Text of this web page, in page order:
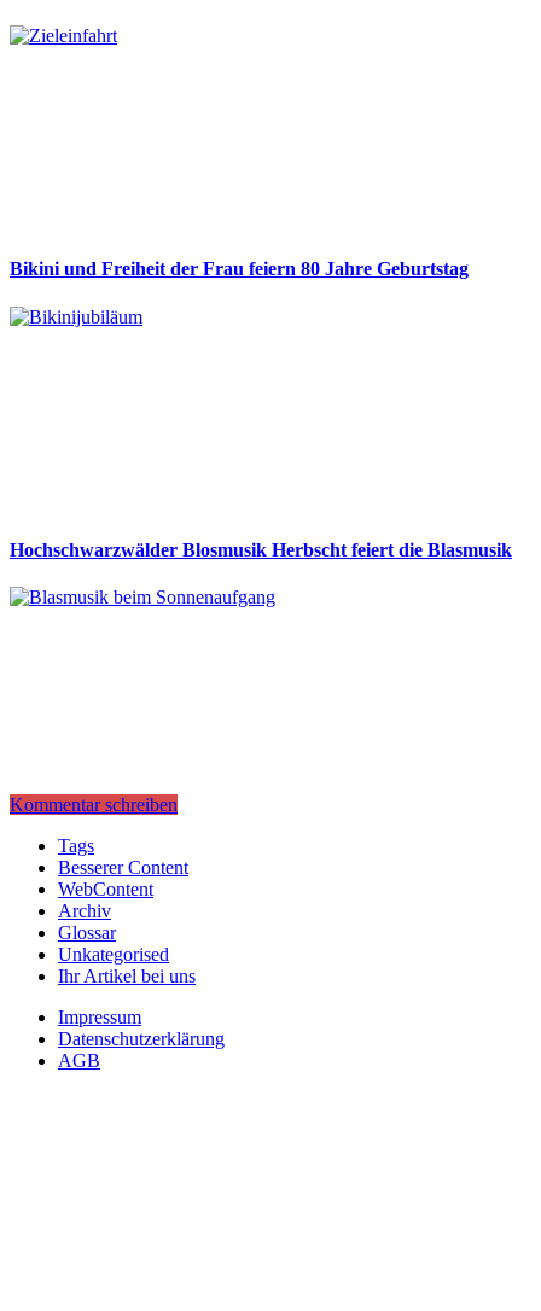
Bikini und Freiheit der Frau feiern 80 Jahre Geburtstag
Hochschwarzwälder Blosmusik Herbscht feiert die Blasmusik
Kommentar schreiben
Tags
Besserer Content
WebContent
Archiv
Glossar
Unkategorised
Ihr Artikel bei uns
Impressum
Datenschutzerklärung
AGB